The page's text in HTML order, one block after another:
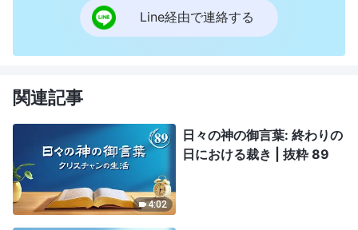
Line経由で連絡する
関連記事
4:02
日々の神の御言葉: 終わりの
日における裁き | 抜粋 89